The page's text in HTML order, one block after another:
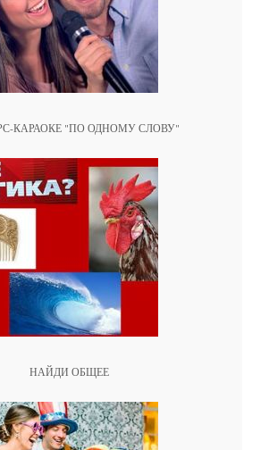
КАРАОКЕ "ПО ОДНОМУ СЛОВУ"
НАЙДИ ОБЩЕЕ